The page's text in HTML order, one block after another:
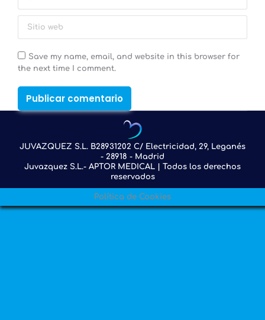
Save my name, email, and website in this browser for
the next time I comment.
Publicar comentario
JUVAZQUEZ S.L. B28931202 C/ Electricidad, 29, Leganés
- 28918 - Madrid
Juvazquez S.L.- APTOR MEDICAL | Todos los derechos
reservados
Política de Cookies